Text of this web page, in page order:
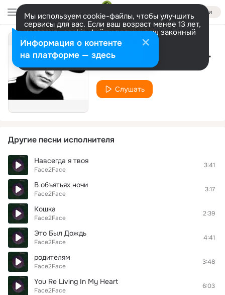
Войти
Мы используем cookie-файлы, чтобы улучшить
сервисы для вас. Если ваш возраст менее 13 лет,
настроить cookie-файлы должен ваш законный
представитель. Больше информации
Разрешить все Настроить Хочеться верить (vinyl version)
Face2Face
Слушать
Другие песни исполнителя
Навсегда я твоя
Face2Face
3:41
В объятьях ночи
Face2Face
3:17
Кошка
Face2Face
2:39
Это Был Дождь
Face2Face
4:41
родителям
Face2Face
3:48
You Re Living In My Heart
Face2Face
6:03
Информация о контенте
на платформе — здесь